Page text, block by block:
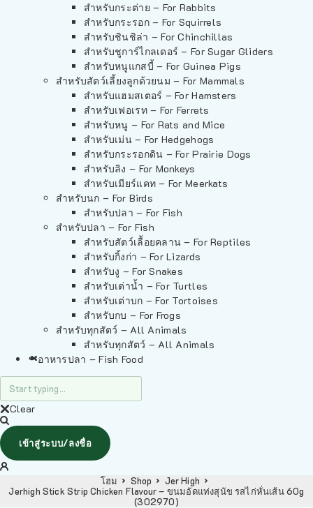
สำหรับกระต่าย – For Rabbits
สำหรับกระรอก – For Squirrels
สำหรับชินชิล่า – For Chinchillas
สำหรับชูการ์ไกลเดอร์ – For Sugar Gliders
สำหรับหนูแกสบี้ – For Guinea Pigs
สำหรับสัตว์เลี้ยงลูกด้วยนม – For Mammals
สำหรับแฮมสเตอร์ – For Hamsters
สำหรับเฟอเรท – For Ferrets
สำหรับหนู – For Rats and Mice
สำหรับเม่น – For Hedgehogs
สำหรับกระรอกดิน – For Prairie Dogs
สำหรับลิง – For Monkeys
สำหรับเมียร์แคท – For Meerkats
สำหรับนก – For Birds
สำหรับปลา – For Fish
สำหรับปลา – For Fish
สำหรับสัตว์เลื้อยคลาน – For Reptiles
สำหรับกิ้งก่า – For Lizards
สำหรับงู – For Snakes
สำหรับเต่าน้ำ – For Turtles
สำหรับเต่าบก – For Tortoises
สำหรับกบ – For Frogs
สำหรับทุกสัตว์ – All Animals
สำหรับทุกสัตว์ – All Animals
อาหารปลา – Fish Food
Clear
เข้าสู่ระบบ/ลงชื่อ
โฮม Shop
Jer High
Jerhigh Stick Strip Chicken Flavour – ขนมอัดแท่งสุนัข รสไก่หั่นเส้น 60g
(302970)